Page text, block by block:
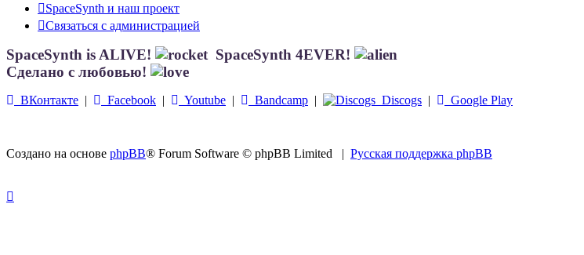
SpaceSynth и наш проект
Связаться с администрацией
SpaceSynth is ALIVE!
SpaceSynth 4EVER!
Сделано с любовью!
ВКонтакте | Facebook | Youtube | Bandcamp | Discogs | Google Play
Создано на основе phpBB® Forum Software © phpBB Limited | Русская поддержка phpBB